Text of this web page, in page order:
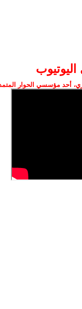
أحد مؤسسي الحوار